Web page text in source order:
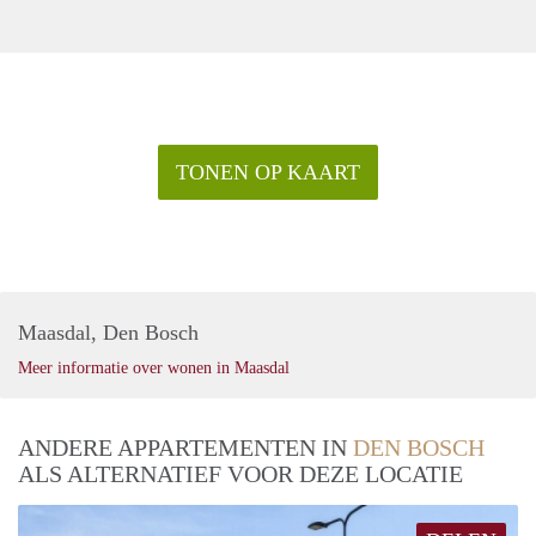
TONEN OP KAART
Maasdal, Den Bosch
Meer informatie over wonen in Maasdal
ANDERE APPARTEMENTEN IN DEN BOSCH
ALS ALTERNATIEF VOOR DEZE LOCATIE